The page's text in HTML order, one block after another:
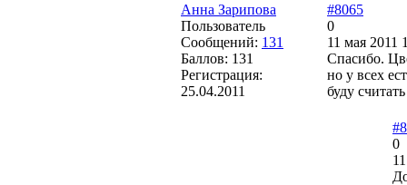
Анна Зарипова
Пользователь
Сообщений: 131
Баллов: 131
Регистрация:
25.04.2011
#8065
0
11 мая 2011
Спасибо.
но у всех
буду
0